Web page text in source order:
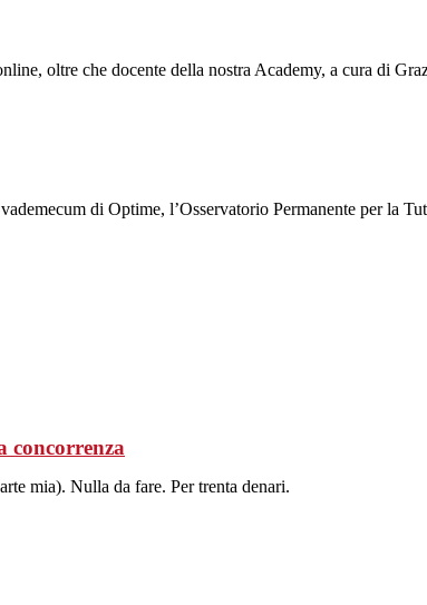
oltre che docente della nostra Academy, a cura di
di Optime, l’Osservatorio Permanente per la
concorrenza
mia). Nulla da fare. Per trenta denari.